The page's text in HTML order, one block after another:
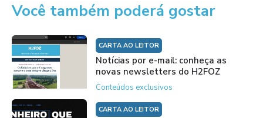
Você também poderá gostar
CARTA AO LEITOR
Notícias por e-mail: conheça as
novas newsletters do H2FOZ
Conteúdos exclusivos
CARTA AO LEITOR